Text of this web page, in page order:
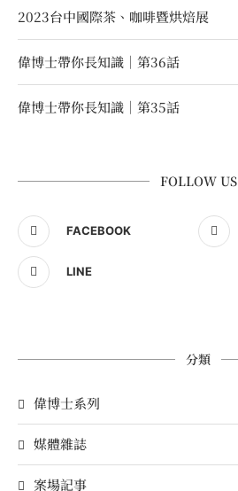
2023台中國際茶、咖啡暨烘焙展
偉博士帶你長知識｜第36話
偉博士帶你長知識｜第35話
FOLLOW US
FACEBOOK
LINE
分類
偉博士系列
媒體雜誌
案場記事